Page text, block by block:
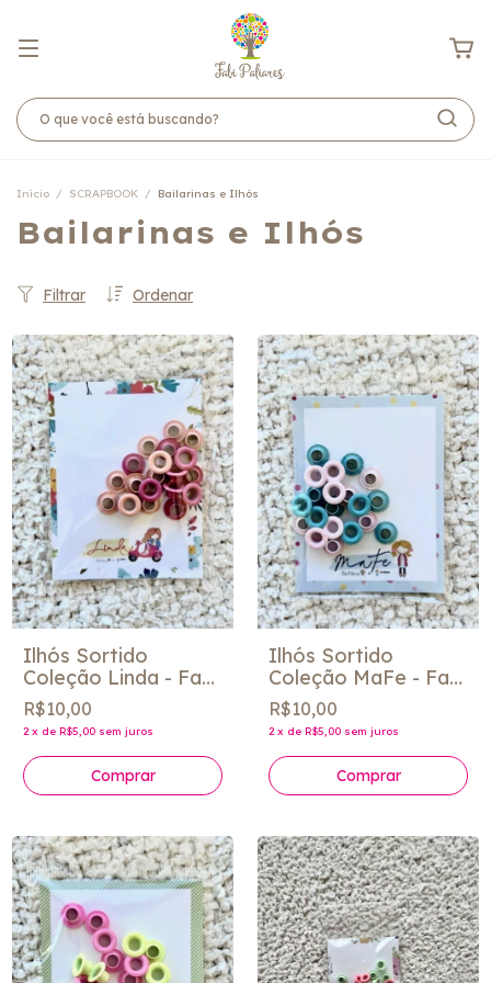
Início / SCRAPBOOK / Bailarinas e Ilhós
Bailarinas e Ilhós
Ordenar
Filtrar
Ilhós Sortido
Coleção Linda - Fabi
Paliares
R$10,00
2 x de R$5,00 sem juros
Ilhós Sortido
Coleção MaFe - Fabi
Paliares
R$10,00
2 x de R$5,00 sem juros